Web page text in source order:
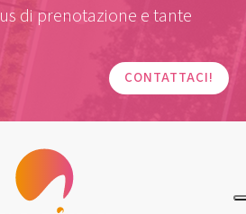
di prenotazione e tante
CONTATTACI!